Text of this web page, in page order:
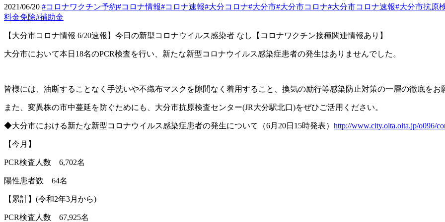
2021/06/20 #コロナワクチン予約#コロナ情報#コロナ速報#大分コロナ#大分市#大分市コロナ#大分市コロナ速報#大分市抗原
料金免除#補助金
【大分市コロナ情報 6/20速報】今日の新型コロナウイルス感染者 なし【コロナワクチン接種関連情報あり】
大分市において本日 18名のPCR検査を行い、新たな新型コロナウイルス感染症患者の発生はありませんでした。
皆様には、油断することなく手洗いや不織布マスクを隙間なく着用すること、換気の励行等感染防止対策の一層の徹底をお
また、変異株の市中蔓延を防ぐためにも、大分市抗原検査センター(JR大分駅北口)をぜひご活用ください。
◆大分市における新たな新型コロナウイルス感染症患者の発生について（6月 20日 15時発表） http://www.city.oita.oita.jp/o096/
【今月】
PCR検査人数 6,702名
陽性患者数 64名
【累計】 (令和2年3月から)
PCR検査人数 67,925名